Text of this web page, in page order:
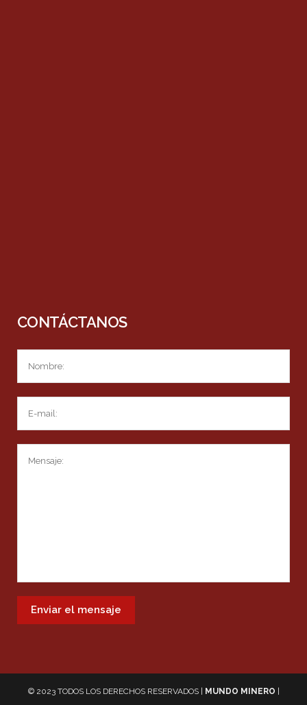
CONTÁCTANOS
© 2023 TODOS LOS DERECHOS RESERVADOS | MUNDO MINERO